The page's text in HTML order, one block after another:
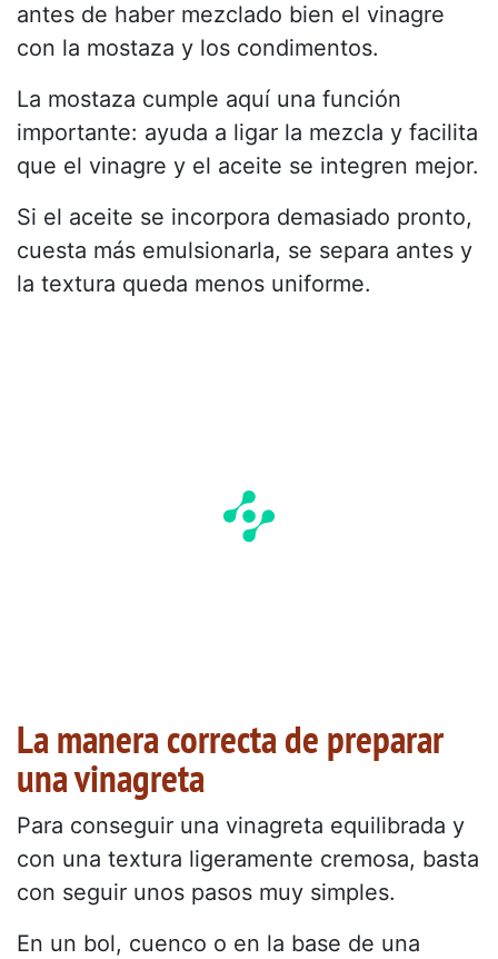
antes de haber mezclado bien el vinagre
con la mostaza y los condimentos.
La mostaza cumple aquí una función
importante: ayuda a ligar la mezcla y facilita
que el vinagre y el aceite se integren mejor.
Si el aceite se incorpora demasiado pronto,
cuesta más emulsionarla, se separa antes y
la textura queda menos uniforme.
La manera correcta de preparar
una vinagreta
Para conseguir una vinagreta equilibrada y
con una textura ligeramente cremosa, basta
con seguir unos pasos muy simples.
En un bol, cuenco o en la base de una